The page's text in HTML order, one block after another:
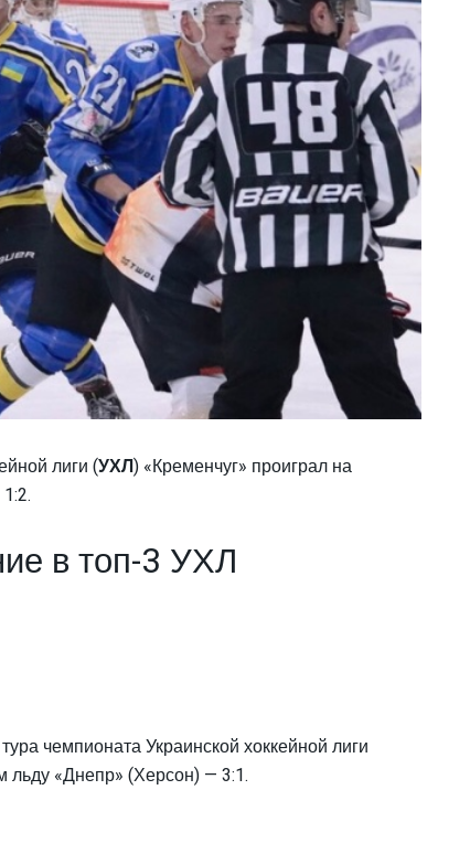
лиги (УХЛ) «Кременчуг» проиграл на
в топ-3 УХЛ
чемпионата Украинской хоккейной лиги
«Днепр» (Херсон) — 3:1.